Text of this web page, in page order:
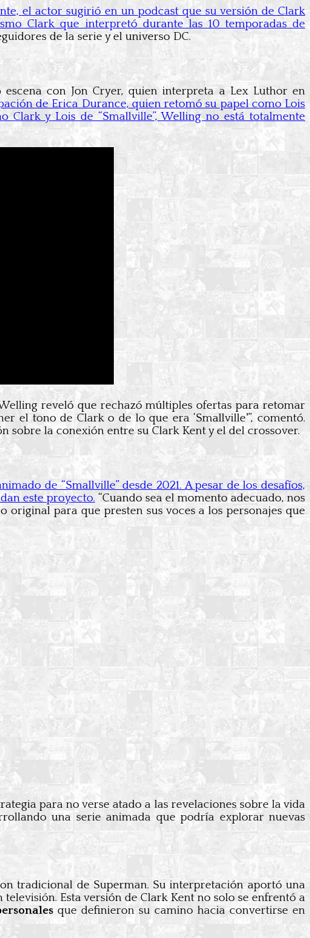
el actor sugirió en un podcast que su versión de Clark
Clark que interpretó durante las 10 temporadas de
de la serie y el universo DC.
con Jon Cryer, quien interpreta a Lex Luthor en
de Erica Durance, quien retomó su papel como Lois
Clark y Lois de “Smallville”, Welling no está totalmente
reveló que rechazó múltiples ofertas para retomar
el tono de Clark o de lo que era ‘Smallville'”, comentó.
sobre la conexión entre su Clark Kent y el del crossover.
de “Smallville” desde 2021. A pesar de los desafíos,
este proyecto. “Cuando sea el momento adecuado, nos
original para que presten sus voces a los personajes que
para no verse atado a las revelaciones sobre la vida
una serie animada que podría explorar nuevas
tradicional de Superman. Su interpretación aportó una
Esta versión de Clark Kent no solo se enfrentó a
que definieron su camino hacia convertirse en